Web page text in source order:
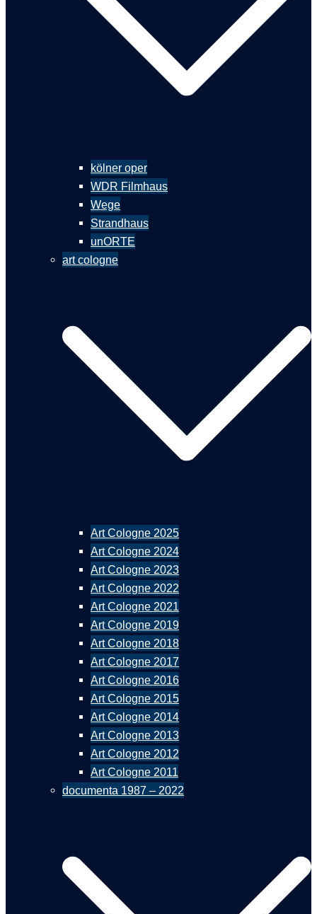
kölner oper
WDR Filmhaus
Wege
Strandhaus
unORTE
art cologne
Art Cologne 2025
Art Cologne 2024
Art Cologne 2023
Art Cologne 2022
Art Cologne 2021
Art Cologne 2019
Art Cologne 2018
Art Cologne 2017
Art Cologne 2016
Art Cologne 2015
Art Cologne 2014
Art Cologne 2013
Art Cologne 2012
Art Cologne 2011
documenta 1987 – 2022